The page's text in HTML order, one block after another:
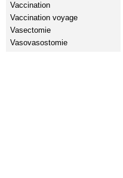
Vaccination
Vaccination voyage
Vasectomie
Vasovasostomie